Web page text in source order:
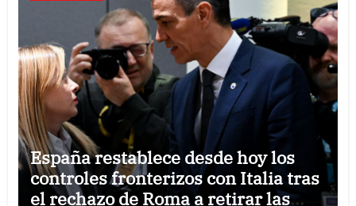
España restablece desde hoy los
controles fronterizos con Italia tras
el rechazo de Roma a retirar las